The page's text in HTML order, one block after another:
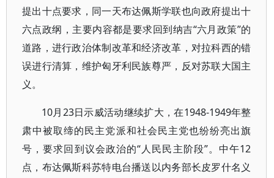
提出十点要求，同一天布达佩斯学联也向政府提出十
六点政纲，主要内容都是要求回到纳吉“六月政策”的
道路，进行政治体制改革和经济改革，对拉科西的错
误进行清算，维护匈牙利民族尊严，反对苏联大国主
义。
10月23日示威活动继续扩大，在1948-1949年整
肃中被取缔的民主党派和社会民主党也纷纷亮出旗
号，要求回到议会政治的“人民民主阶段”。中午12
点，布达佩斯科苏特电台播送以内务部长皮罗什名义